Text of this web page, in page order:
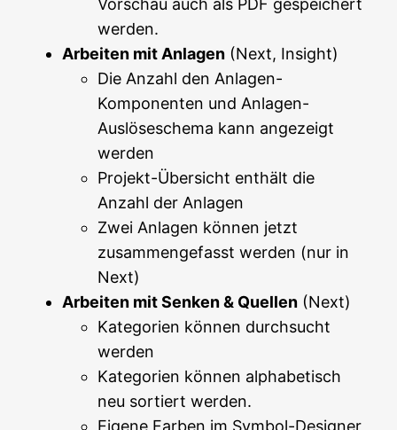
Vorschau auch als PDF gespeichert
werden.
Arbeiten mit Anlagen (Next, Insight)
Die Anzahl den Anlagen-
Komponenten und Anlagen-
Auslöseschema kann angezeigt
werden
Projekt-Übersicht enthält die
Anzahl der Anlagen
Zwei Anlagen können jetzt
zusammengefasst werden (nur in
Next)
Arbeiten mit Senken & Quellen (Next)
Kategorien können durchsucht
werden
Kategorien können alphabetisch
neu sortiert werden.
Eigene Farben im Symbol-Designer